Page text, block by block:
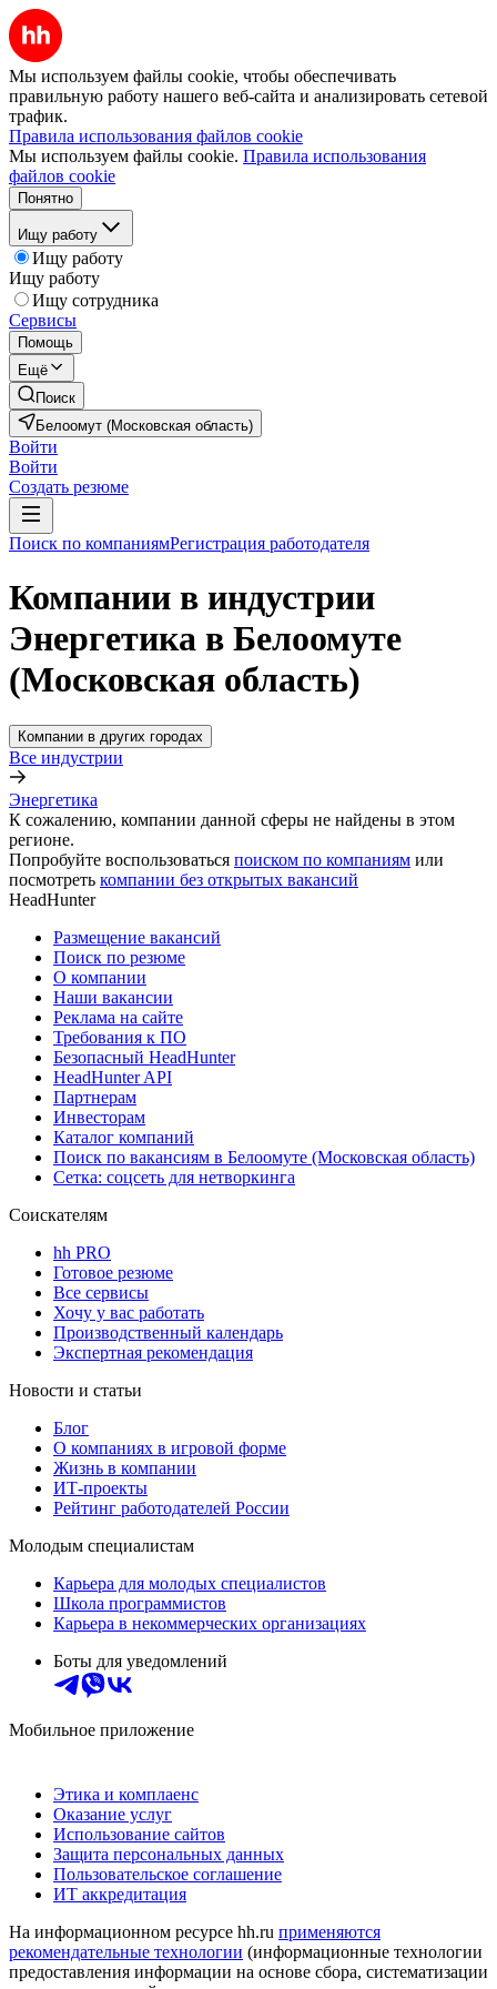
Мы используем файлы cookie, чтобы обеспечивать
правильную работу нашего веб-сайта и анализировать сетевой
трафик.
Правила использования файлов cookie
Мы используем файлы cookie. Правила использования
файлов cookie
Понятно
Ищу работу
Ищу работу
Ищу работу
Ищу сотрудника
Сервисы
Помощь
Ещё
Поиск
Белоомут (Московская область)
Войти
Войти
Создать резюме
Поиск по компаниямРегистрация работодателя
Компании в индустрии
Энергетика в Белоомуте
(Московская область)
Компании в других городах
Все индустрии
Энергетика
К сожалению, компании данной сферы не найдены в этом
регионе.
Попробуйте воспользоваться поиском по компаниям или
посмотреть компании без открытых вакансий
HeadHunter
Размещение вакансий
Поиск по резюме
О компании
Наши вакансии
Реклама на сайте
Требования к ПО
Безопасный HeadHunter
HeadHunter API
Партнерам
Инвесторам
Каталог компаний
Поиск по вакансиям в Белоомуте (Московская область)
Сетка: соцсеть для нетворкинга
Соискателям
hh PRO
Готовое резюме
Все сервисы
Хочу у вас работать
Производственный календарь
Экспертная рекомендация
Новости и статьи
Блог
О компаниях в игровой форме
Жизнь в компании
ИТ-проекты
Рейтинг работодателей России
Молодым специалистам
Карьера для молодых специалистов
Школа программистов
Карьера в некоммерческих организациях
Боты для уведомлений
Мобильное приложение
Этика и комплаенс
Оказание услуг
Использование сайтов
Защита персональных данных
Пользовательское соглашение
ИТ аккредитация
На информационном ресурсе hh.ru применяются
рекомендательные технологии (информационные технологии
предоставления информации на основе сбора, систематизации